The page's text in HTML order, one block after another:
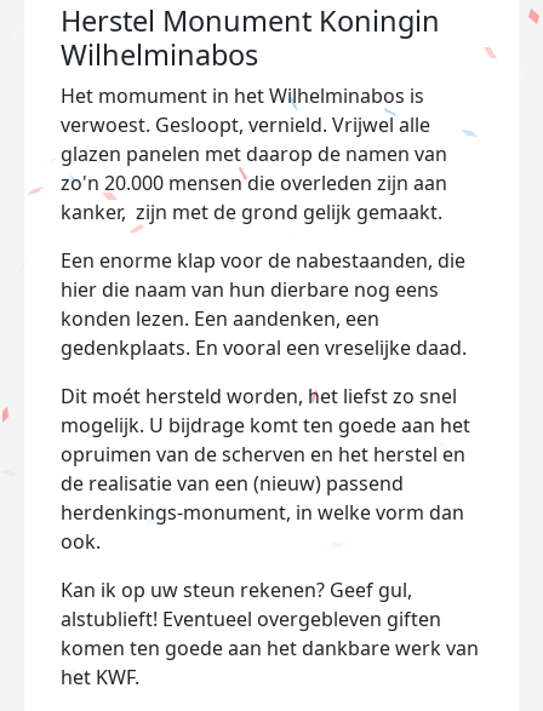
Herstel Monument Koningin
Wilhelminabos
Het momument in het Wilhelminabos is
verwoest. Gesloopt, vernield. Vrijwel alle
glazen panelen met daarop de namen van
zo'n 20.000 mensen die overleden zijn aan
kanker, zijn met de grond gelijk gemaakt.
Een enorme klap voor de nabestaanden, die
hier die naam van hun dierbare nog eens
konden lezen. Een aandenken, een
gedenkplaats. En vooral een vreselijke daad.
Dit moét hersteld worden, het liefst zo snel
mogelijk. U bijdrage komt ten goede aan het
opruimen van de scherven en het herstel en
de realisatie van een (nieuw) passend
herdenkings-monument, in welke vorm dan
ook.
Kan ik op uw steun rekenen? Geef gul,
alstublieft! Eventueel overgebleven giften
komen ten goede aan het dankbare werk van
het KWF.